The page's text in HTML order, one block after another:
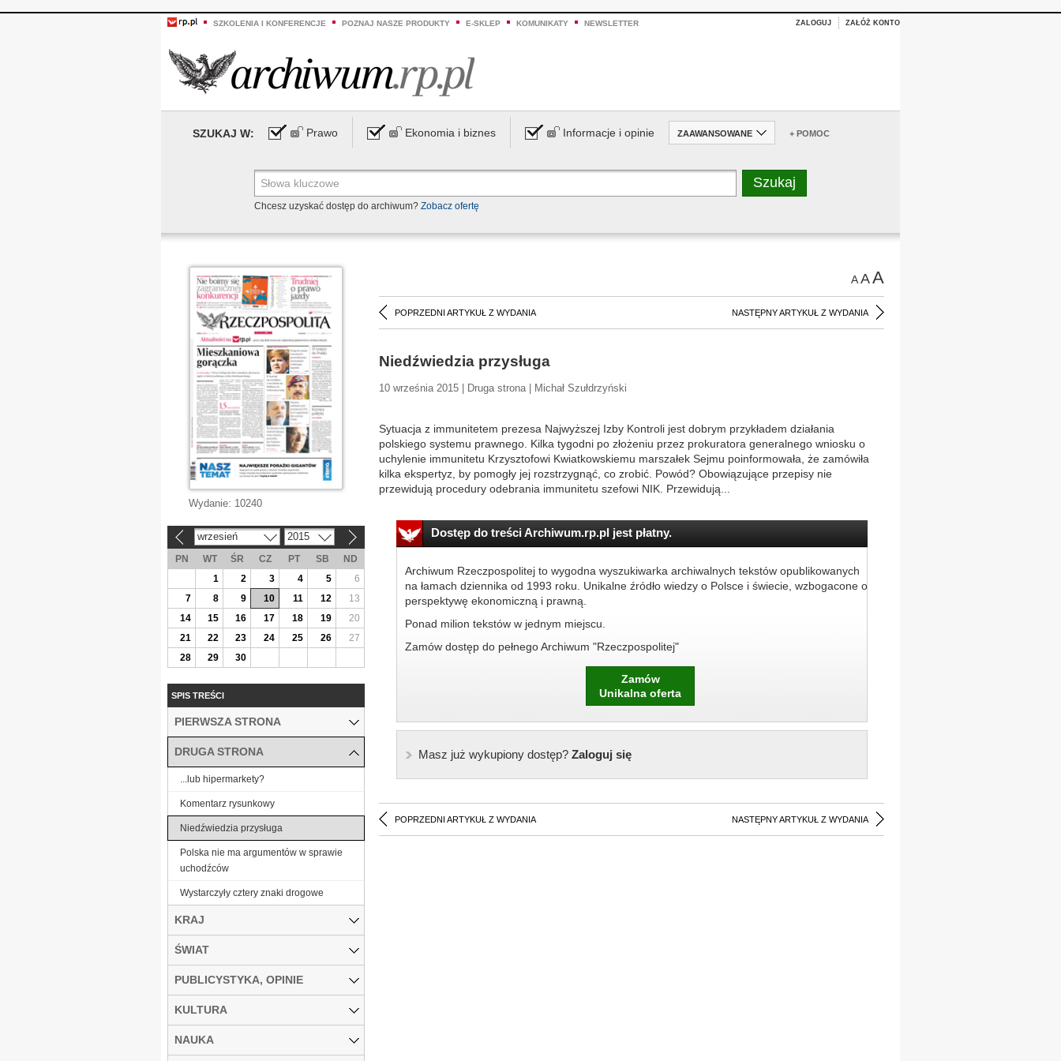
SZKOLENIA I KONFERENCJE POZNAJ NASZE PRODUKTY E-SKLEP KOMUNIKATY NEWSLETTER ZALOGUJ ZAŁÓŻ KONTO
SZUKAJ W: Prawo Ekonomia i biznes Informacje i opinie ZAAWANSOWANE + POMOC
Chcesz uzyskać dostęp do archiwum? Zobacz ofertę
AAA
POPRZEDNI ARTYKUŁ Z WYDANIA NASTĘPNY ARTYKUŁ Z WYDANIA
Niedźwiedzia przysługa
10 września 2015 | Druga strona | Michał Szułdrzyński
Sytuacja z immunitetem prezesa Najwyższej Izby Kontroli jest dobrym przykładem działania
polskiego systemu prawnego. Kilka tygodni po złożeniu przez prokuratora generalnego wniosku o
uchylenie immunitetu Krzysztofowi Kwiatkowskiemu marszałek Sejmu poinformowała, że zamówiła
kilka ekspertyz, by pomogły jej rozstrzygnąć, co zrobić. Powód? Obowiązujące przepisy nie
przewidują procedury odebrania immunitetu szefowi NIK. Przewidują...
Dostęp do treści Archiwum.rp.pl jest płatny.
Archiwum Rzeczpospolitej to wygodna wyszukiwarka archiwalnych tekstów opublikowanych
na łamach dziennika od 1993 roku. Unikalne źródło wiedzy o Polsce i świecie, wzbogacone o
perspektywę ekonomiczną i prawną.
Ponad milion tekstów w jednym miejscu.
Zamów dostęp do pełnego Archiwum "Rzeczpospolitej"
Zamów
Unikalna oferta
Masz już wykupiony dostęp?Zaloguj się
POPRZEDNI ARTYKUŁ Z WYDANIA NASTĘPNY ARTYKUŁ Z WYDANIA
Wydanie: 10240
wrzesień 2015
PN WT ŚR CZ PT SB
ND
1
2 3 4 5
6
7
8 9 10 11 12
13
14
15 16 17 18 19
20
21
22 23 24 25 26
27
28
29 30
SPIS TREŚCI
PIERWSZA STRONA
DRUGA STRONA
...lub hipermarkety?
Komentarz rysunkowy
Niedźwiedzia przysługa
Polska nie ma argumentów w sprawie
uchodźców
Wystarczyły cztery znaki drogowe
KRAJ
ŚWIAT
PUBLICYSTYKA, OPINIE
KULTURA
NAUKA